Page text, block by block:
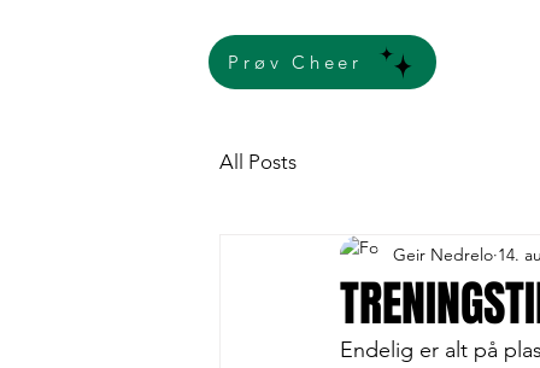
Prøv Cheer
All Posts
Geir Nedrelo 14.
Endelig er alt på